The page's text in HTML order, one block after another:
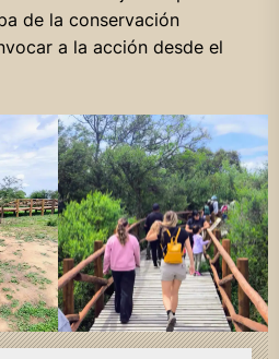
de la conservación
a la acción desde el